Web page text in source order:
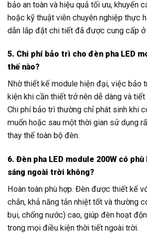
bảo an toàn và hiệu quả tối ưu, khuyến
hoặc kỹ thuật viên chuyên nghiệp thực
dẫn lắp đặt chi tiết đã được cung cấp ở
5. Chi phí bảo trì cho đèn pha LED
thế nào?
Nhờ thiết kế module hiện đại, việc bảo
kiện khi cần thiết trở nên dễ dàng và
Chi phí bảo trì thường chỉ phát sinh khi
muốn hoặc sau một thời gian sử dụng
thay thế toàn bộ đèn.
6. Đèn pha LED module 200W có
sáng ngoài trời không?
Hoàn toàn phù hợp. Đèn được thiết kế
chắn, khả năng tản nhiệt tốt và thường
bụi, chống nước) cao, giúp đèn hoạt
trong mọi điều kiện thời tiết ngoài trời.